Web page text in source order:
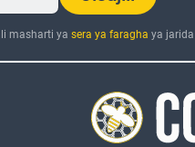
masharti ya sera ya faragha ya